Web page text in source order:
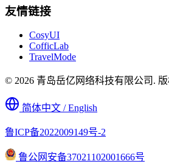
友情链接
CosyUI
CofficLab
TravelMode
© 2026 青岛岳亿网络科技有限公司.
简体中文 / English
鲁ICP备2022009149号-2
鲁公网安备37021102001666号